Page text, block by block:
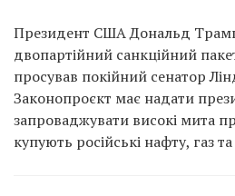
Президент США Дональд
двопартійний санкційний
просував покійний сенатор
Законопроєкт має надати
запроваджувати високі мита
купують російські нафту, газ